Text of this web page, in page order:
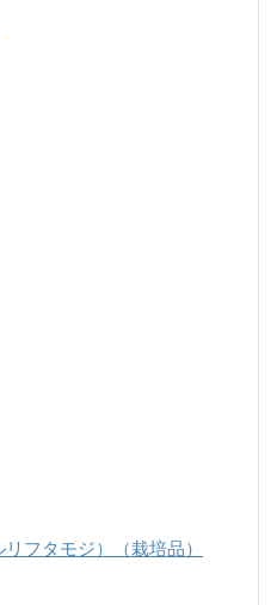
フタモジ）（栽培品）